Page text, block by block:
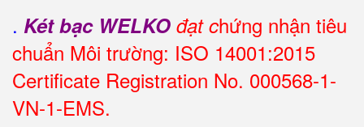
. Két bạc WELKO đạt chứng nhận tiêu
chuẩn Môi trường: ISO 14001:2015
Certificate Registration No. 000568-1-
VN-1-EMS.